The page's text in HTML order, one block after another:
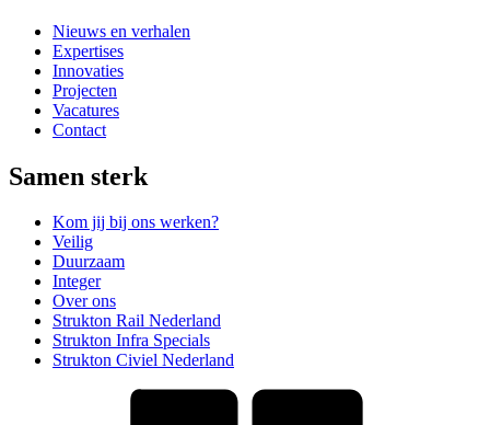
Nieuws en verhalen
Expertises
Innovaties
Projecten
Vacatures
Contact
Samen sterk
Kom jij bij ons werken?
Veilig
Duurzaam
Integer
Over ons
Strukton Rail Nederland
Strukton Infra Specials
Strukton Civiel Nederland